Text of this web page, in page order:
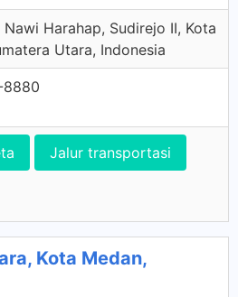
Harahap, Sudirejo II, Kota
Utara, Indonesia
8880
Jalur transportasi
Kota Medan,